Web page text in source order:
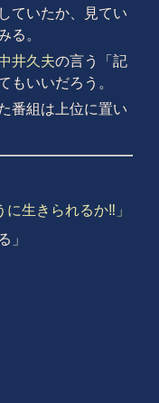
ていたか、見てい
る。
井久夫の言う「記
もいいだろう。
番組は上位に置い
生きられるか‼︎」
」